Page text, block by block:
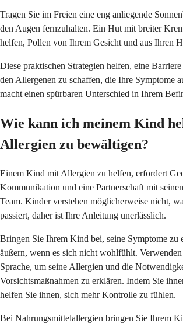
Tragen Sie im Freien eine eng anliegende
den Augen fernzuhalten. Ein Hut mit breiter
helfen, Pollen von Ihrem Gesicht und aus Ihren
Diese praktischen Strategien helfen, eine
den Allergenen zu schaffen, die Ihre Symptome
macht einen spürbaren Unterschied in Ihrem
Wie kann ich meinem Kind
Allergien zu bewältigen?
Einem Kind mit Allergien zu helfen, erfordert
Kommunikation und eine Partnerschaft mit
Team. Kinder verstehen möglicherweise nicht,
passiert, daher ist Ihre Anleitung unerlässlich.
Bringen Sie Ihrem Kind bei, seine Symptome zu
äußern, wenn es sich nicht wohlfühlt. Verwenden
Sprache, um seine Allergien und die
Vorsichtsmaßnahmen zu erklären. Indem Sie
helfen Sie ihnen, sich mehr Kontrolle zu fühlen.
Bei Nahrungsmittelallergien bringen Sie Ihrem